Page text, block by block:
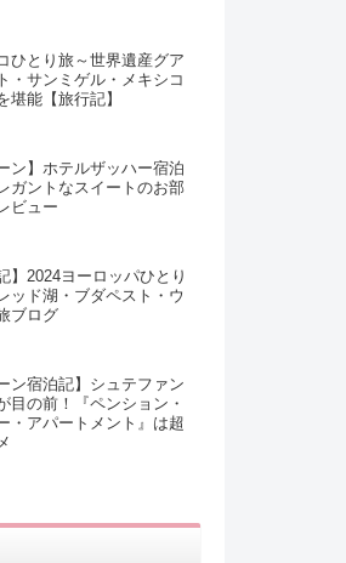
ひとり旅～世界遺産グア
・サンミゲル・メキシコ
堪能【旅行記】
ン】ホテルザッハー宿泊
ガントなスイートのお部
ビュー
】2024ヨーロッパひとり
ッド湖・ブダペスト・ウ
ブログ
ン宿泊記】シュテファン
目の前！『ペンション・
・アパートメント』は超